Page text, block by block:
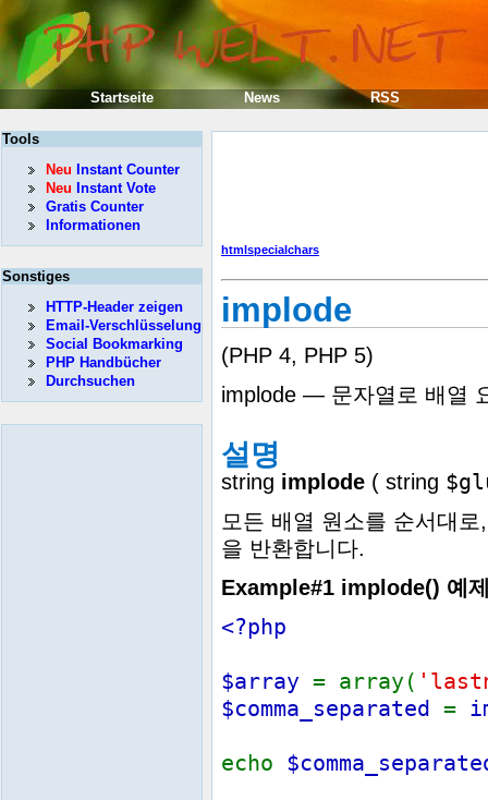
htmlspecialchars
implode
(PHP 4, PHP 5)
implode — 문자열로 배열
설명
string implode ( string
모든 배열 원소를 순서대
을 반환합니다.
Example#1 implode() 예
<?php
$array = array(
$comma_separated =
echo
Tools
Neu Instant Counter
Neu Instant Vote
Gratis Counter
Informationen
Sonstiges
HTTP-Header zeigen
Email-Verschlüsselung
Social Bookmarking
PHP Handbücher
Durchsuchen
Startseite News RSS